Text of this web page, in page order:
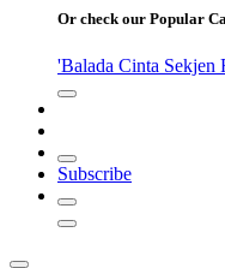
Or check our Popular
'Balada Cinta Sekjen
Subscribe